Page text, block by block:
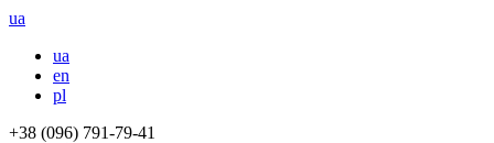
ua
ua
en
pl
+38 (096) 791-79-41